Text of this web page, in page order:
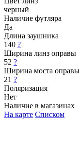
черный
Наличие футляра
Да
Длина заушника
140 ?
Ширина линз оправы
52 ?
Ширина моста оправы
21 ?
Поляризация
Нет
Наличие в магазинах
На карте Списком